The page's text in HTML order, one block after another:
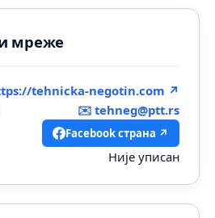
мреже
tehnicka-negotin.com ↗
✉️ tehneg@ptt.rs
Facebook страна ↗
Није уписан